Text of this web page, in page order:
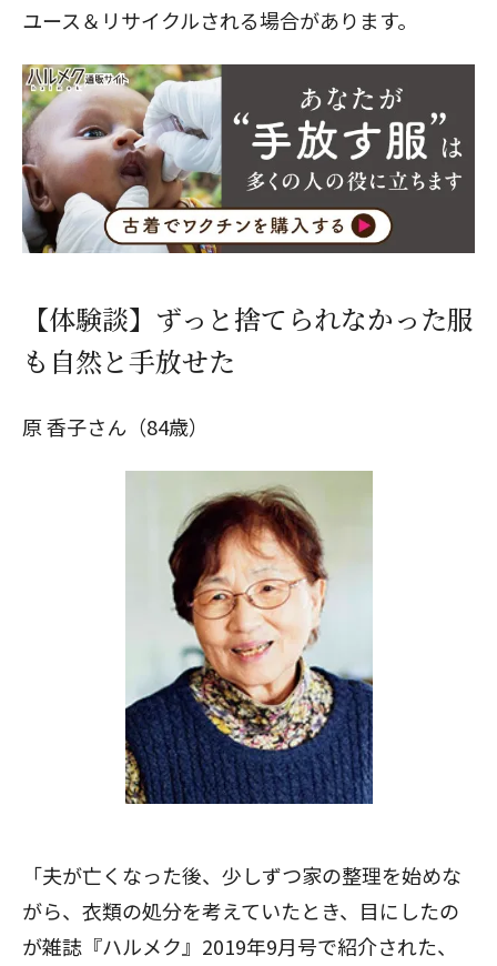
ユース＆リサイクルされる場合があります。
【体験談】ずっと捨てられなかった服
も自然と手放せた
原 香子さん（84歳）
「夫が亡くなった後、少しずつ家の整理を始めな
がら、衣類の処分を考えていたとき、目にしたの
が雑誌『ハルメク』2019年9月号で紹介された、